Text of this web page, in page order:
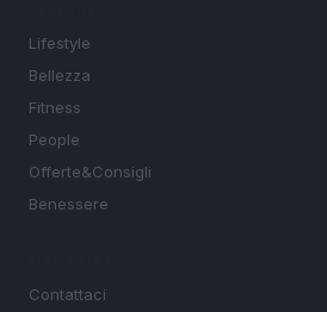
Lifestyle
Bellezza
Fitness
People
Offerte&Consigli
Benessere
Contattaci